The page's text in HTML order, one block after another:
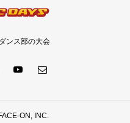
ンス部の大会
ON, INC.